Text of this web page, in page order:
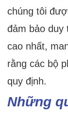
chúng tôi
đảm bảo duy
cao nhất,
rằng các bộ
quy định.
Những